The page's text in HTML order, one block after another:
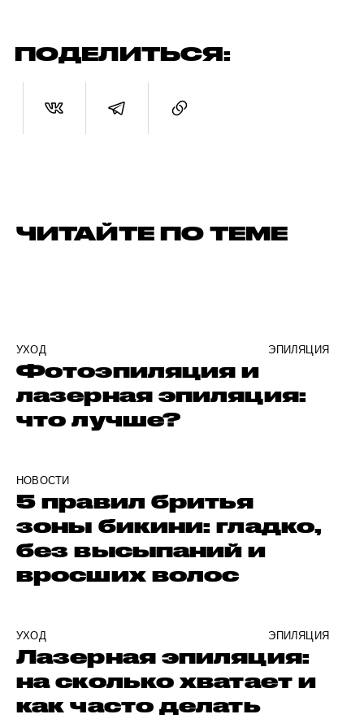
ПОДЕЛИТЬСЯ:
ЧИТАЙТЕ ПО ТЕМЕ
УХОД ЭПИЛЯЦИЯ
Фотоэпиляция и
лазерная эпиляция:
что лучше?
НОВОСТИ
5 правил бритья
зоны бикини: гладко,
без высыпаний и
вросших волос
УХОД ЭПИЛЯЦИЯ
Лазерная эпиляция:
на сколько хватает и
как часто делать